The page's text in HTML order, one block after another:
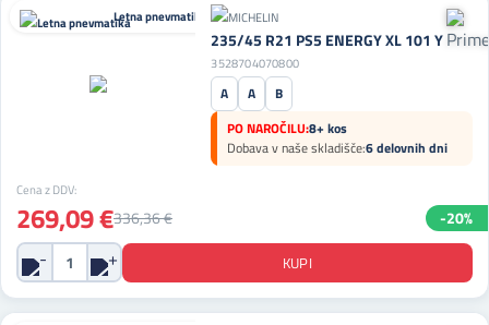
Letna pnevmatika
235/45 R21 PS5 ENERGY XL 101 Y
3528704070800
A A
B
PO NAROČILU:8+ kos
Dobava v naše skladišče:6 delovnih dni
Cena z DDV:
269,09 €336,36 € -20%